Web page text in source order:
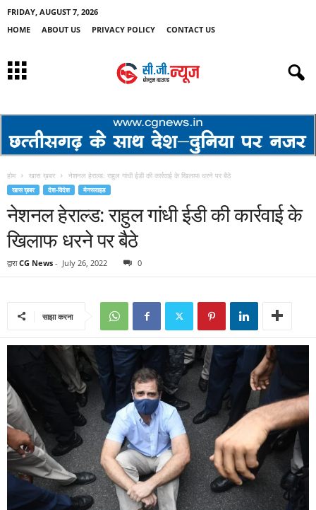
FRIDAY, AUGUST 7, 2026
HOME
ABOUT US PRIVACY POLICY CONTACT US
होम खास ख़बर नेशनल हेराल्ड: राहुल गांधी ईडी की कार्रवाई के खिलाफ धरने पर बैठे
खास ख़बर देश-विदेश मेनस्लाइड
नेशनल हेराल्ड: राहुल गांधी ईडी की कार्रवाई के
खिलाफ धरने पर बैठे
द्वारा CG News - July 26, 2022 0
साझा करना